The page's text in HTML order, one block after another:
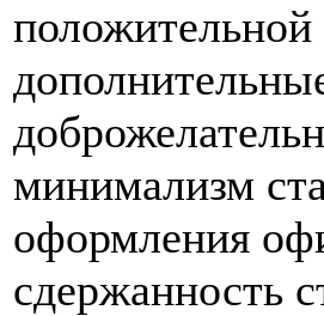
минимализм
оформления
сдержанность